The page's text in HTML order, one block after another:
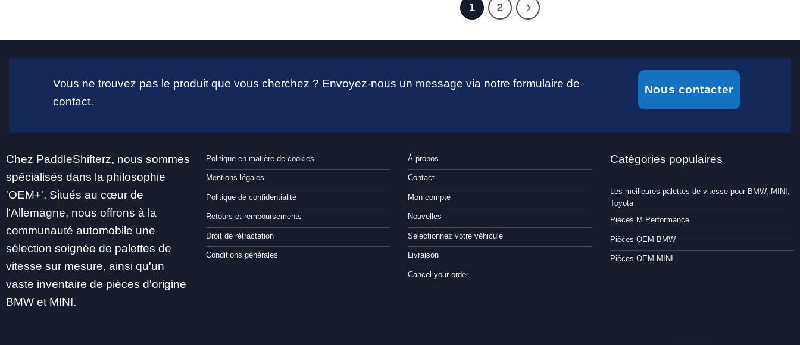
1 2
Vous ne trouvez pas le produit que vous cherchez ? Envoyez-nous un message via notre formulaire de
contact.
Nous contacter
Chez PaddleShifterz, nous sommes
spécialisés dans la philosophie
'OEM+'. Situés au cœur de
l'Allemagne, nous offrons à la
communauté automobile une
sélection soignée de palettes de
vitesse sur mesure, ainsi qu'un
vaste inventaire de pièces d'origine
BMW et MINI.
Politique en matière de cookies
Mentions légales
Politique de confidentialité
Retours et remboursements
Droit de rétractation
Conditions générales
À propos
Contact
Mon compte
Nouvelles
Sélectionnez votre véhicule
Livraison
Cancel your order
Catégories populaires
Les meilleures palettes de vitesse pour BMW, MINI,
Toyota
Pièces M Performance
Pièces OEM BMW
Pièces OEM MINI